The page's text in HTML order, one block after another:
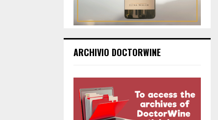
ARCHIVIO DOCTORWINE